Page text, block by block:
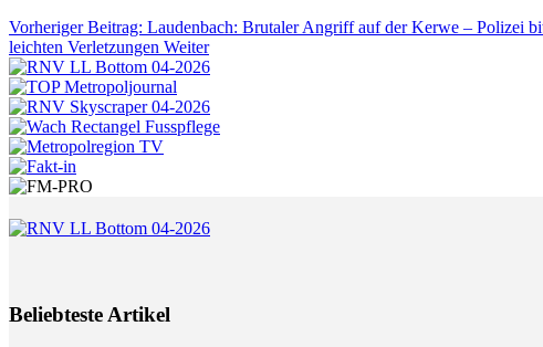
Vorheriger Beitrag: Laudenbach: Brutaler Angriff auf der Kerwe – Polizei
leichten Verletzungen Weiter
Beliebteste Artikel